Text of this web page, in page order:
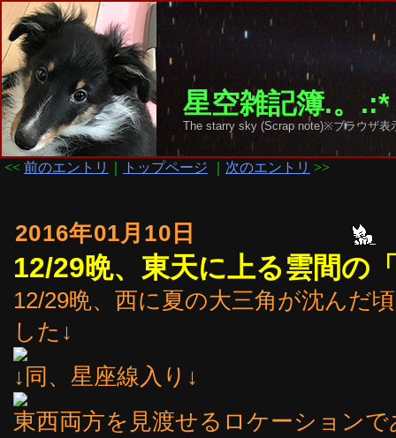
星空雑記簿.。
The starry sky (Scrap note)※ブラウザ
<< 前のエントリ トップページ 次のエントリ >>
2016年01月10日
12/29晩、東天に上る雲間の
12/29晩、西に夏の大三角が沈んだ
した↓
↓同、星座線入り↓
東西両方を見渡せるロケーション